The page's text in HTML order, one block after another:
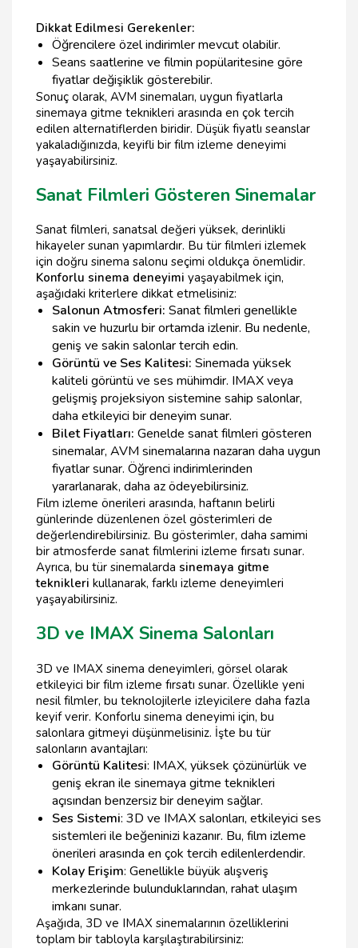
Dikkat Edilmesi Gerekenler:
Öğrencilere özel indirimler mevcut olabilir.
Seans saatlerine ve filmin popülaritesine göre
fiyatlar değişiklik gösterebilir.
Sonuç olarak, AVM sinemaları, uygun fiyatlarla
sinemaya gitme teknikleri arasında en çok tercih
edilen alternatiflerden biridir. Düşük fiyatlı seanslar
yakaladığınızda, keyifli bir film izleme deneyimi
yaşayabilirsiniz.
Sanat Filmleri Gösteren Sinemalar
Sanat filmleri, sanatsal değeri yüksek, derinlikli
hikayeler sunan yapımlardır. Bu tür filmleri izlemek
için doğru sinema salonu seçimi oldukça önemlidir.
Konforlu sinema deneyimi yaşayabilmek için,
aşağıdaki kriterlere dikkat etmelisiniz:
Salonun Atmosferi: Sanat filmleri genellikle
sakin ve huzurlu bir ortamda izlenir. Bu nedenle,
geniş ve sakin salonlar tercih edin.
Görüntü ve Ses Kalitesi: Sinemada yüksek
kaliteli görüntü ve ses mühimdir. IMAX veya
gelişmiş projeksiyon sistemine sahip salonlar,
daha etkileyici bir deneyim sunar.
Bilet Fiyatları: Genelde sanat filmleri gösteren
sinemalar, AVM sinemalarına nazaran daha uygun
fiyatlar sunar. Öğrenci indirimlerinden
yararlanarak, daha az ödeyebilirsiniz.
Film izleme önerileri arasında, haftanın belirli
günlerinde düzenlenen özel gösterimleri de
değerlendirebilirsiniz. Bu gösterimler, daha samimi
bir atmosferde sanat filmlerini izleme fırsatı sunar.
Ayrıca, bu tür sinemalarda sinemaya gitme
teknikleri kullanarak, farklı izleme deneyimleri
yaşayabilirsiniz.
3D ve IMAX Sinema Salonları
3D ve IMAX sinema deneyimleri, görsel olarak
etkileyici bir film izleme fırsatı sunar. Özellikle yeni
nesil filmler, bu teknolojilerle izleyicilere daha fazla
keyif verir. Konforlu sinema deneyimi için, bu
salonlara gitmeyi düşünmelisiniz. İşte bu tür
salonların avantajları:
Görüntü Kalitesi: IMAX, yüksek çözünürlük ve
geniş ekran ile sinemaya gitme teknikleri
açısından benzersiz bir deneyim sağlar.
Ses Sistemi: 3D ve IMAX salonları, etkileyici ses
sistemleri ile beğeninizi kazanır. Bu, film izleme
önerileri arasında en çok tercih edilenlerdendir.
Kolay Erişim: Genellikle büyük alışveriş
merkezlerinde bulunduklarından, rahat ulaşım
imkanı sunar.
Aşağıda, 3D ve IMAX sinemalarının özelliklerini
toplam bir tabloyla karşılaştırabilirsiniz: